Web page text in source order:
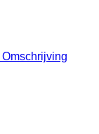
Omschrijving